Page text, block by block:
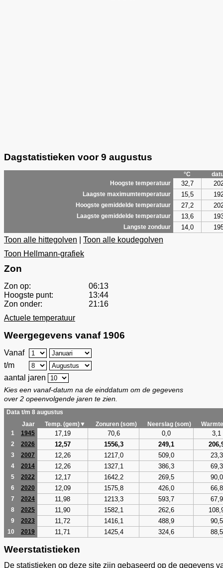
Dagstatistieken voor 9 augustus
°C
Hoogste temperatuur
32,7
Laagste maximumtemperatuur 15,5
Hoogste gemiddelde temperatuur 27,2
Laagste gemiddelde temperatuur 13,6
Langste zonduur 14,0
Toon alle hittegolven
Toon alle koudegolven
Toon Hellmann-grafiek
Zon
Zon op:
06:13
Hoogste punt:
13:44
Zon onder:
21:16
Actuele temperatuur
Weergegevens vanaf 1906
Vanaf
t/m
aantal jaren
Kies een vanaf-datum na de einddatum om de gegevens
over 2 opeenvolgende jaren te zien.
Data t/m 8 augustus
Jaar
Temp. (gem)▼ Zonuren (som) Neerslag (som)
1
1945 17,19 70,6 0,0 3,1
2 2026 12,57 1556,3 249,1
3 2007 12,26 1217,0 509,0 23,3
4 2014 12,26 1327,1 386,3 69,3
5 2022 12,17 1642,2 269,5 90,0
6 2020 12,09 1575,8 426,0 66,8
7 2024 11,98 1213,3 593,7 67,9
8 2025 11,90 1582,1 262,6
9 2023 11,72 1416,1 488,9 90,5
10 2019 11,71 1425,4 324,6 88,5
Weerstatistieken
De statistieken op deze site zijn gebaseerd op de gegevens